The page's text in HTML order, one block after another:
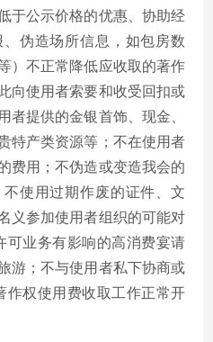
于公示价格的优惠、协助经
伪造场所信息，如包房数
）不正常降低应收取的著作
向使用者索要和收受回扣或
者提供的金银首饰、现金、
特产类资源等；不在使用者
费用；不伪造或变造我会的
使用过期作废的证件、文
义参加使用者组织的可能对
可业务有影响的高消费宴请
游；不与使用者私下协商或
作权使用费收取工作正常开